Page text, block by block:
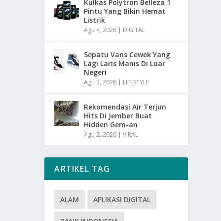
Kulkas Polytron Belleza 1
Pintu Yang Bikin Hemat
Listrik
Agu 4, 2026 | DIGITAL
Sepatu Vans Cewek Yang
Lagi Laris Manis Di Luar
Negeri
Agu 3, 2026 | LIFESTYLE
Rekomendasi Air Terjun
Hits Di Jember Buat
Hidden Gem-an
Agu 2, 2026 |VIRAL
ARTIKEL TAG
ALAM APLIKASI DIGITAL